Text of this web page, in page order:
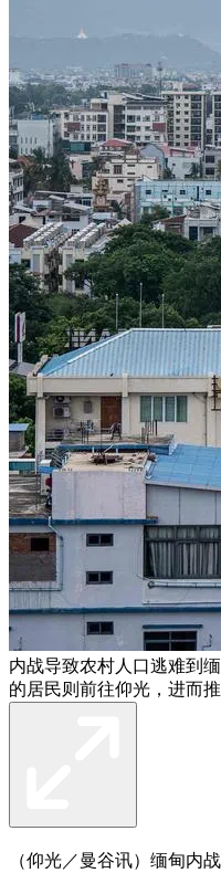
内战导致农村人口逃难到
的居民则前往仰光，进而
（仰光／曼谷讯）缅甸内